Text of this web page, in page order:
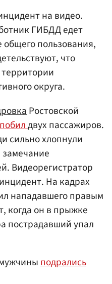
на видео.
ГИБДД едет
общего пользования,
что
округа.
Ростовской
побилдвух пассажиров.
сильно хлопнули
Видеорегистратор
На кадрах
нападавшего правым
когда он в прыжке
пострадавший упал
подрались